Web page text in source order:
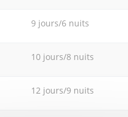
9 jours/6 nuits
10 jours/8 nuits
12 jours/9 nuits